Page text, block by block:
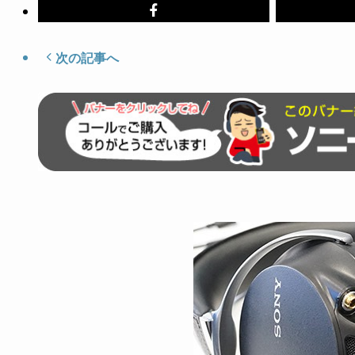
次の記事へ